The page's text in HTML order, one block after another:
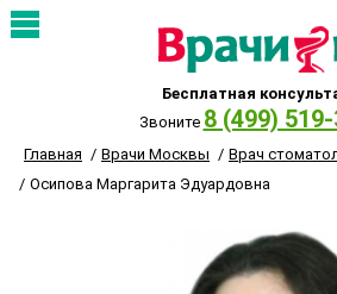
Бесплатная
Звоните 8 (499)
Главная Врачи Москвы
Врач
Осипова Маргарита Эдуардовна